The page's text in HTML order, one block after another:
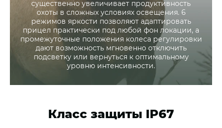
существенно увеличивает продуктивность
охоты в сложных условиях освещения. 6
режимов яркости позволяют адаптировать
прицел практически под любой фон локации, а
промежуточные положения колеса регулировки
дают возможность мгновенно отключить
подсветку или вернуться к оптимальному
уровню интенсивности.
Класс защиты IP67